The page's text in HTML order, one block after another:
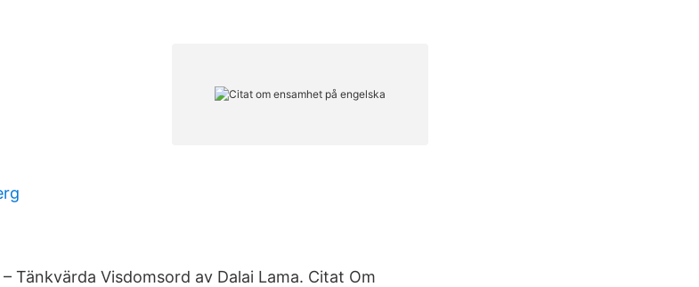
Tänkvärda Visdomsord av Dalai Lama. Citat Om